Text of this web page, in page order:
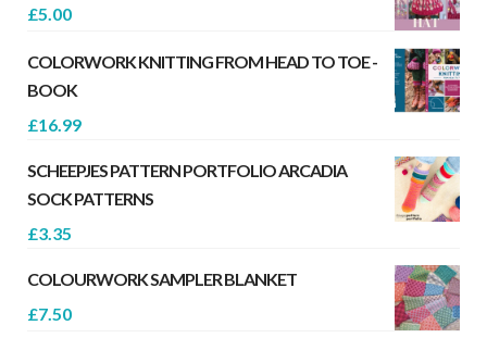
£5.00
COLORWORK KNITTING FROM HEAD TO TOE -
BOOK
£16.99
SCHEEPJES PATTERN PORTFOLIO ARCADIA
SOCK PATTERNS
£3.35
COLOURWORK SAMPLER BLANKET
£7.50